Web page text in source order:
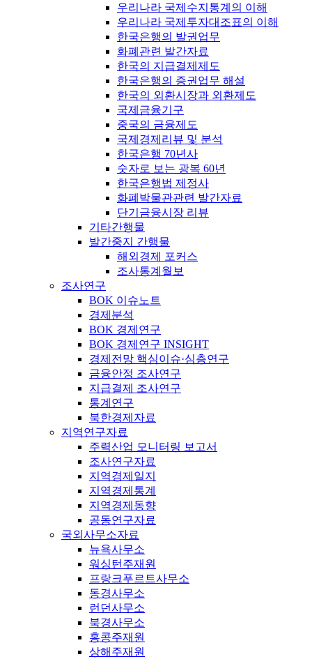
우리나라 국제수지통계의 이해
우리나라 국제투자대조표의 이해
한국은행의 발권업무
화폐관련 발간자료
한국의 지급결제제도
한국은행의 증권업무 해설
한국의 외환시장과 외환제도
국제금융기구
중국의 금융제도
국제경제리뷰 및 분석
한국은행 70년사
숫자로 보는 광복 60년
한국은행법 제정사
화폐박물관관련 발간자료
단기금융시장 리뷰
기타간행물
발간중지 간행물
해외경제 포커스
조사통계월보
조사연구
BOK 이슈노트
경제분석
BOK 경제연구
BOK 경제연구 INSIGHT
경제전망 핵심이슈·심층연구
금융안정 조사연구
지급결제 조사연구
통계연구
북한경제자료
지역연구자료
주력산업 모니터링 보고서
조사연구자료
지역경제일지
지역경제통계
지역경제동향
공동연구자료
국외사무소자료
뉴욕사무소
워싱턴주재원
프랑크푸르트사무소
동경사무소
런던사무소
북경사무소
홍콩주재원
상해주재원